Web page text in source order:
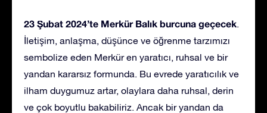
23 Şubat 2024’te Merkür Balık burcuna geçecek.
İletişim, anlaşma, düşünce ve öğrenme tarzımızı
sembolize eden Merkür en yaratıcı, ruhsal ve bir
yandan kararsız formunda. Bu evrede yaratıcılık ve
ilham duygumuz artar, olaylara daha ruhsal, derin
ve çok boyutlu bakabiliriz. Ancak bir yandan da